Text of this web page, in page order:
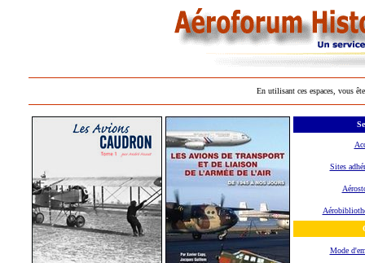
En utilisant ces espaces, vous
Sites
Mode